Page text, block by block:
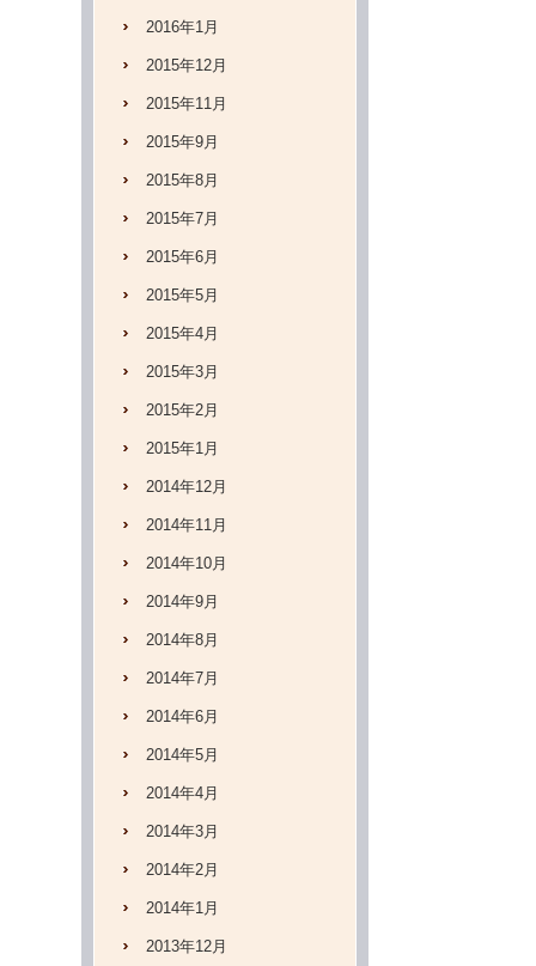
2016年1月
2015年12月
2015年11月
2015年9月
2015年8月
2015年7月
2015年6月
2015年5月
2015年4月
2015年3月
2015年2月
2015年1月
2014年12月
2014年11月
2014年10月
2014年9月
2014年8月
2014年7月
2014年6月
2014年5月
2014年4月
2014年3月
2014年2月
2014年1月
2013年12月